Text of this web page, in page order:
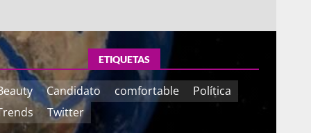
ETIQUETAS
Candidato comfortable
Política
Twitter